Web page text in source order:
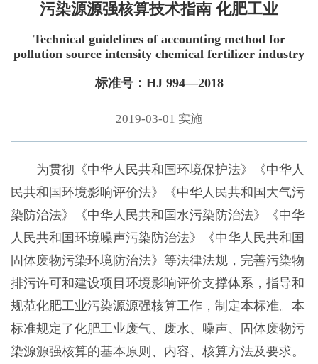
污染源源强核算技术指南 化肥工业
Technical guidelines of accounting method for
pollution source intensity chemical fertilizer industry
标准号：HJ 994—2018
2019-03-01 实施
为贯彻《中华人民共和国环境保护法》《中华人
民共和国环境影响评价法》《中华人民共和国大气污
染防治法》《中华人民共和国水污染防治法》《中华
人民共和国环境噪声污染防治法》《中华人民共和国
固体废物污染环境防治法》等法律法规，完善污染物
排污许可和建设项目环境影响评价支撑体系，指导和
规范化肥工业污染源源强核算工作，制定本标准。本
标准规定了化肥工业废气、废水、噪声、固体废物污
染源源强核算的基本原则、内容、核算方法及要求。